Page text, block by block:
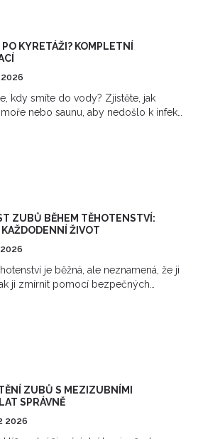
KYRETÁŽI? KOMPLETNÍ
2026
kdy smíte do vody? Zjistěte, jak
nebo saunu, aby nedošlo k infekci
ZUBŮ BĚHEM TĚHOTENSTVÍ:
KAŽDODENNÍ ŽIVOT
je běžná, ale neznamená, že ji
ji zmírnit pomocí bezpečných
ZUBŮ S MEZIZUBNÍMI
SPRÁVNĚ
2026